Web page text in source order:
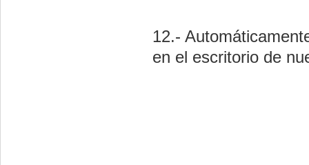
12.-
en el escritorio de